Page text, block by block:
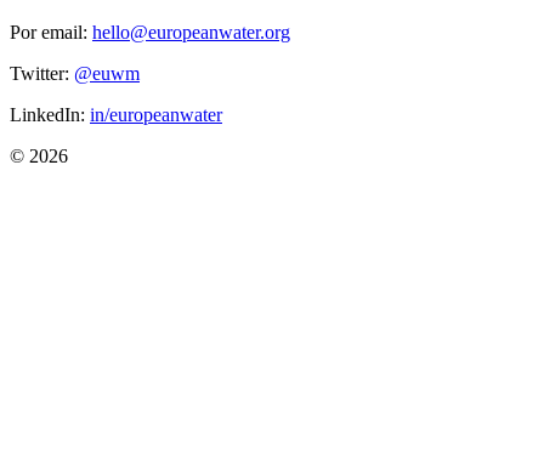
Por email: hello@europeanwater.org
Twitter: @euwm
LinkedIn: in/europeanwater
© 2026